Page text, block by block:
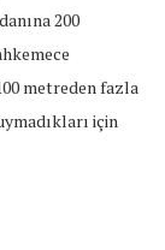
200
metreden fazla
için